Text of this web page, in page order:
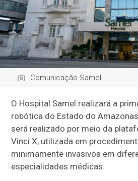
Comunicação Samel
O Hospital Samel realizará a
robótica do Estado do
será realizado por meio da
Vinci X, utilizada em
minimamente invasivos em
especialidades médicas.